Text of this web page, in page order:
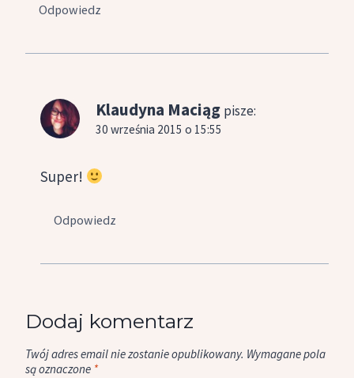
Odpowiedz
Klaudyna Maciąg pisze:
30 września 2015 o 15:55
Super!
Odpowiedz
Dodaj komentarz
Twój adres email nie zostanie opublikowany. Wymagane pola
są oznaczone *